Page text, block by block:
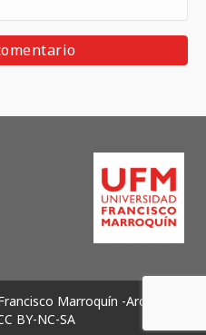
Marroquín -Archivos
BY-NC-SA